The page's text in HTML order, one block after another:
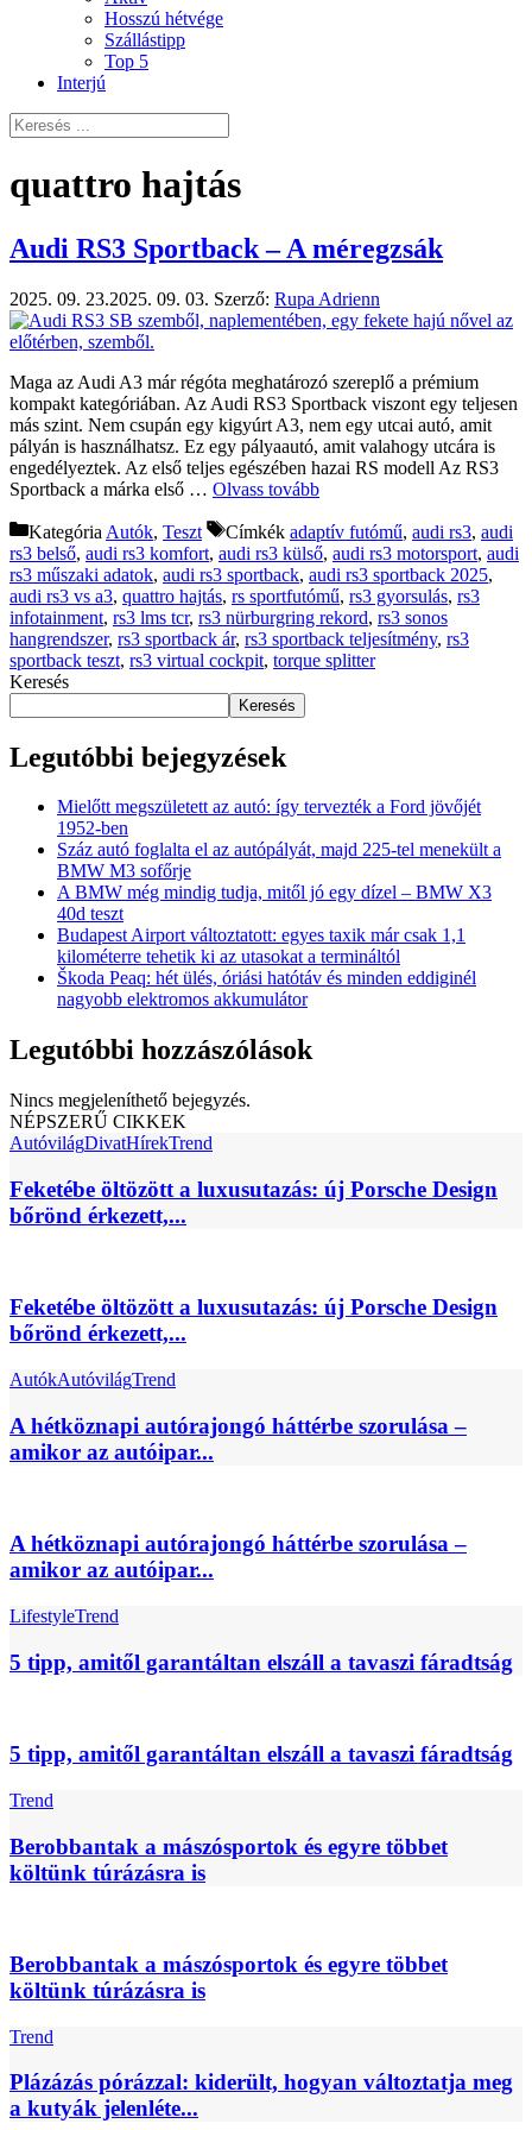
Hosszú hétvége
Szállástipp
Top 5
Interjú
quattro hajtás
Audi RS3 Sportback – A méregzsák
2025. 09. 23.2025. 09. 03. Szerző: Rupa Adrienn
Maga az Audi A3 már régóta meghatározó szereplő a prémium
kompakt kategóriában. Az Audi RS3 Sportback viszont egy teljesen
más szint. Nem csupán egy kigyúrt A3, nem egy utcai autó, amit
pályán is használhatsz. Ez egy pályaautó, amit valahogy utcára is
engedélyeztek. Az első teljes egészében hazai RS modell Az RS3
Sportback a márka első … Olvass tovább
Kategória Autók, Teszt Címkék adaptív futómű, audi rs3, audi
rs3 belső, audi rs3 komfort, audi rs3 külső, audi rs3 motorsport, audi
rs3 műszaki adatok, audi rs3 sportback, audi rs3 sportback 2025,
audi rs3 vs a3, quattro hajtás, rs sportfutómű, rs3 gyorsulás, rs3
infotainment, rs3 lms tcr, rs3 nürburgring rekord, rs3 sonos
hangrendszer, rs3 sportback ár, rs3 sportback teljesítmény, rs3
sportback teszt, rs3 virtual cockpit, torque splitter
Keresés
Keresés
Legutóbbi bejegyzések
Mielőtt megszületett az autó: így tervezték a Ford jövőjét
1952-ben
Száz autó foglalta el az autópályát, majd 225-tel menekült a
BMW M3 sofőrje
A BMW még mindig tudja, mitől jó egy dízel – BMW X3
40d teszt
Budapest Airport változtatott: egyes taxik már csak 1,1
kilométerre tehetik ki az utasokat a termináltól
Škoda Peaq: hét ülés, óriási hatótáv és minden eddiginél
nagyobb elektromos akkumulátor
Legutóbbi hozzászólások
Nincs megjeleníthető bejegyzés.
NÉPSZERŰ CIKKEK
AutóvilágDivatHírekTrend
Feketébe öltözött a luxusutazás: új Porsche Design
bőrönd érkezett,...
Feketébe öltözött a luxusutazás: új Porsche Design
bőrönd érkezett,...
AutókAutóvilágTrend
A hétköznapi autórajongó háttérbe szorulása –
amikor az autóipar...
A hétköznapi autórajongó háttérbe szorulása –
amikor az autóipar...
LifestyleTrend
5 tipp, amitől garantáltan elszáll a tavaszi fáradtság
5 tipp, amitől garantáltan elszáll a tavaszi fáradtság
Trend
Berobbantak a mászósportok és egyre többet
költünk túrázásra is
Berobbantak a mászósportok és egyre többet
költünk túrázásra is
Trend
Plázázás pórázzal: kiderült, hogyan változtatja meg
a kutyák jelenléte...